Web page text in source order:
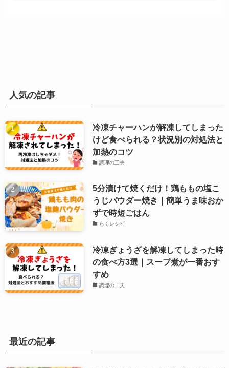
人気の記事
冷凍チャーハンが解凍してしまった
けど食べられる？状況別の対処法と
加熱のコツ
調理の工夫
5分漬けて焼くだけ！鶏ももの塩こ
うじパウダー焼き｜簡単うま味おか
ずで時短ごはん
らくレシピ
冷凍ぎょうざを解凍してしまった時
の食べ方3選｜スープ煮が一番おす
すめ
調理の工夫
最近の記事